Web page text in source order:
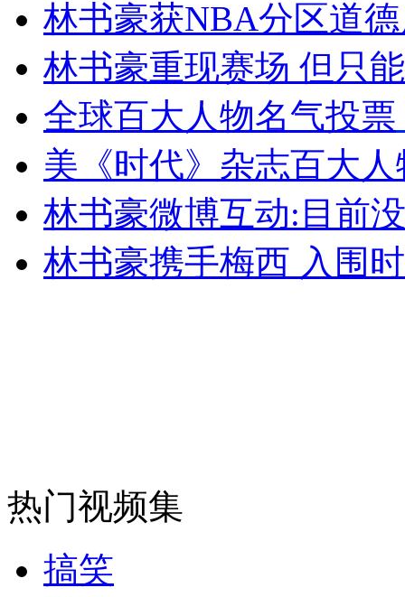
山西运城恶犬咬伤多人 警民合力深夜将其击毙
女孩北京地铁殴打老人 痛下狠手拳打脚踢
无痛分娩是否安全 医生回应
外交部：反对强权政治霸凌主义
走！跟着总书记去植树
消防员救轻生者
林书豪获NBA分区道
林书豪重现赛场 但只
全球百大人物名气投票
美《时代》杂志百大
林书豪微博互动:目前
林书豪携手梅西 入围
热门视频集
搞笑